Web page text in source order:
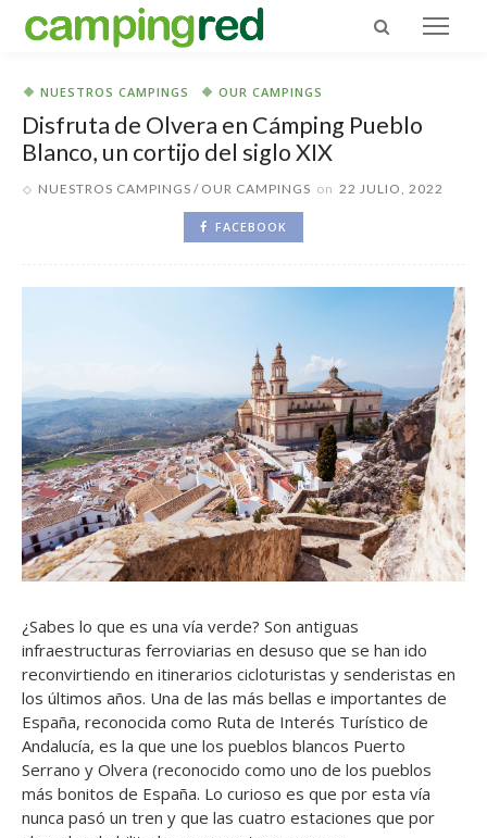
NUESTROS CAMPINGS OUR CAMPINGS
Disfruta de Olvera en Cámping Pueblo
Blanco, un cortijo del siglo XIX
NUESTROS CAMPINGS OUR CAMPINGS on 22 JULIO, 2022
FACEBOOK
¿Sabes lo que es una vía verde? Son antiguas
infraestructuras ferroviarias en desuso que se han ido
reconvirtiendo en itinerarios cicloturistas y senderistas en
los últimos años. Una de las más bellas e importantes de
España, reconocida como Ruta de Interés Turístico de
Andalucía, es la que une los pueblos blancos Puerto
Serrano y Olvera (reconocido como uno de los pueblos
más bonitos de España. Lo curioso es que por esta vía
nunca pasó un tren y que las cuatro estaciones que por